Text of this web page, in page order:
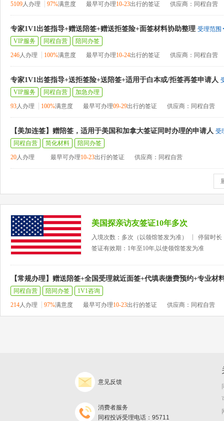
5109人办理 97%满意度 最早可办理10-23出行的签证 供应商：同程自营
专家1V1出签指导+赠送陪签+赠送拒签险+面签材料协助整理 受理范围
VIP服务
同程自营
陪同办签
246人办理 100%满意度 最早可办理10-24出行的签证 供应商：同程自营
专家1V1出签指导+送拒签险+送陪签+适用于白本或/拒签再签申请人
VIP服务
同程自营
加急办理
93人办理 100%满意度 最早可办理09-29出行的签证 供应商：同程自营
【美加连签】赠陪签，适用于美国和加拿大签证同时办理的申请人 受
同程自营
简化材料
陪同办签
20人办理 最早可办理10-23出行的签证 供应商：同程自营
美国探亲访友签证10年多次
入境次数：多次（以领馆签发为准）
停留时长
签证有效期：1年至10年,以使领馆签发为准
【常规办理】赠送陪签+全国受理就近面签+代填表缴费预约+专业材
同程自营 陪同办签
1V1咨询
214人办理 97%满意度 最早可办理10-23出行的签证 供应商：同程自营
意见反馈
消费者服务
同程投诉受理电话：95711